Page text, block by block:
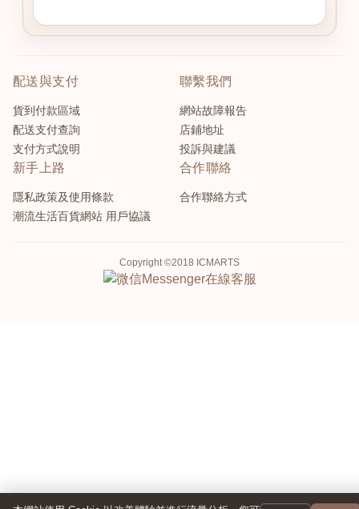
配送與支付
貨到付款區域
配送支付查詢
支付方式說明
聯繫我們
網站故障報告
店鋪地址
投訴與建議
新手上路
隱私政策及使用條款
潮流生活百貨網站 用戶協議
合作聯絡
合作聯絡方式
Copyright ©2018 ICMARTS
Messenger在線客服